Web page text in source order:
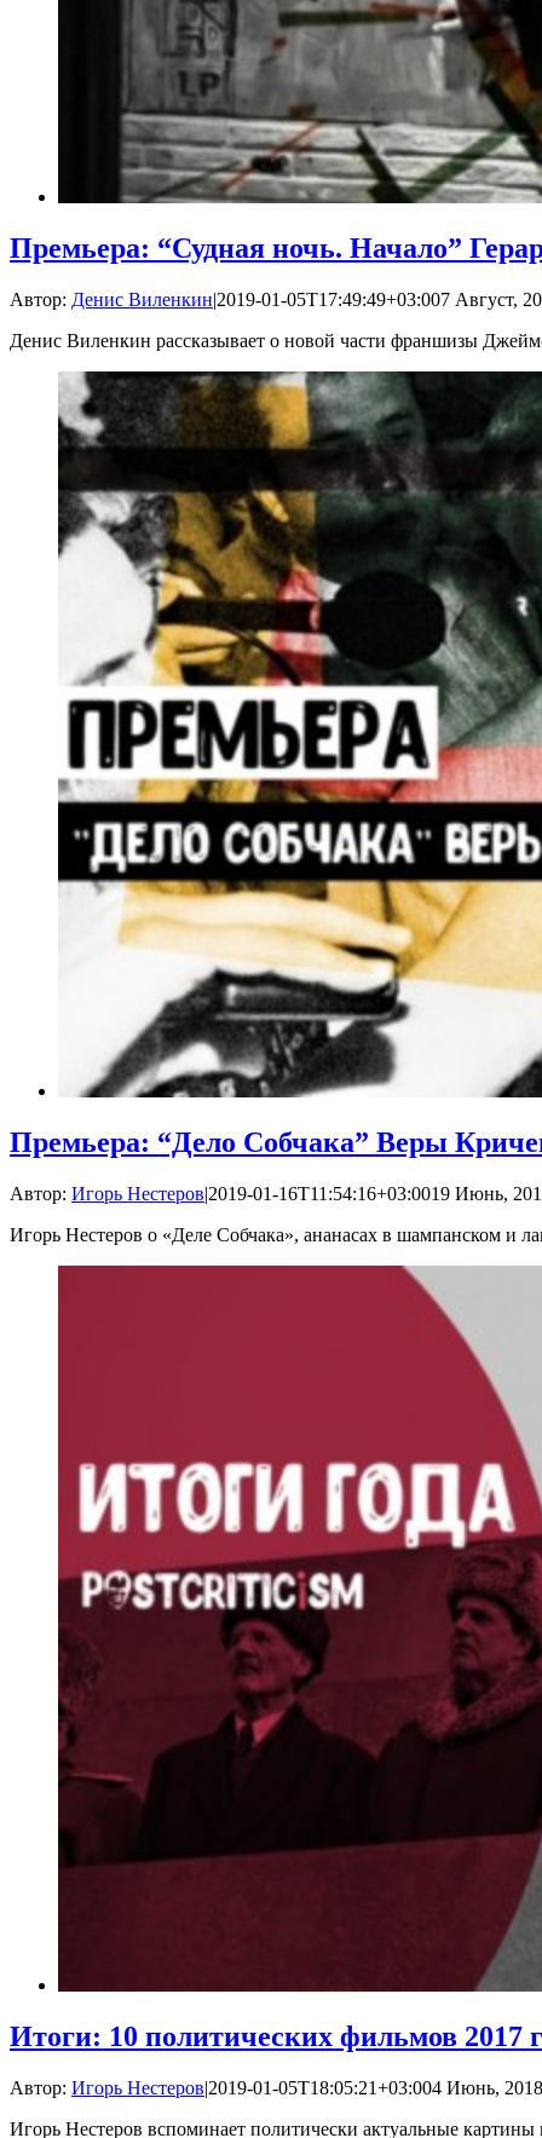
Премьера: “Судная ночь. Начало”
Автор: Денис Виленкин|2019-01-05T17:49:49+03:007 Август,
Денис Виленкин рассказывает о новой части франшизы
Премьера: “Дело Собчака” Веры
Автор: Игорь Нестеров|2019-01-16T11:54:16+03:0019 Июнь,
Игорь Нестеров о «Деле Собчака», ананасах в шампанском и
Итоги: 10 политических фильмов 2017
Автор: Игорь Нестеров|2019-01-05T18:05:21+03:004 Июнь,
Игорь Нестеров вспоминает политически актуальные картины